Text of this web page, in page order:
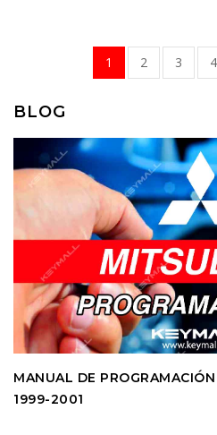
1 2 3 4
BLOG
MANUAL DE
1999-2001